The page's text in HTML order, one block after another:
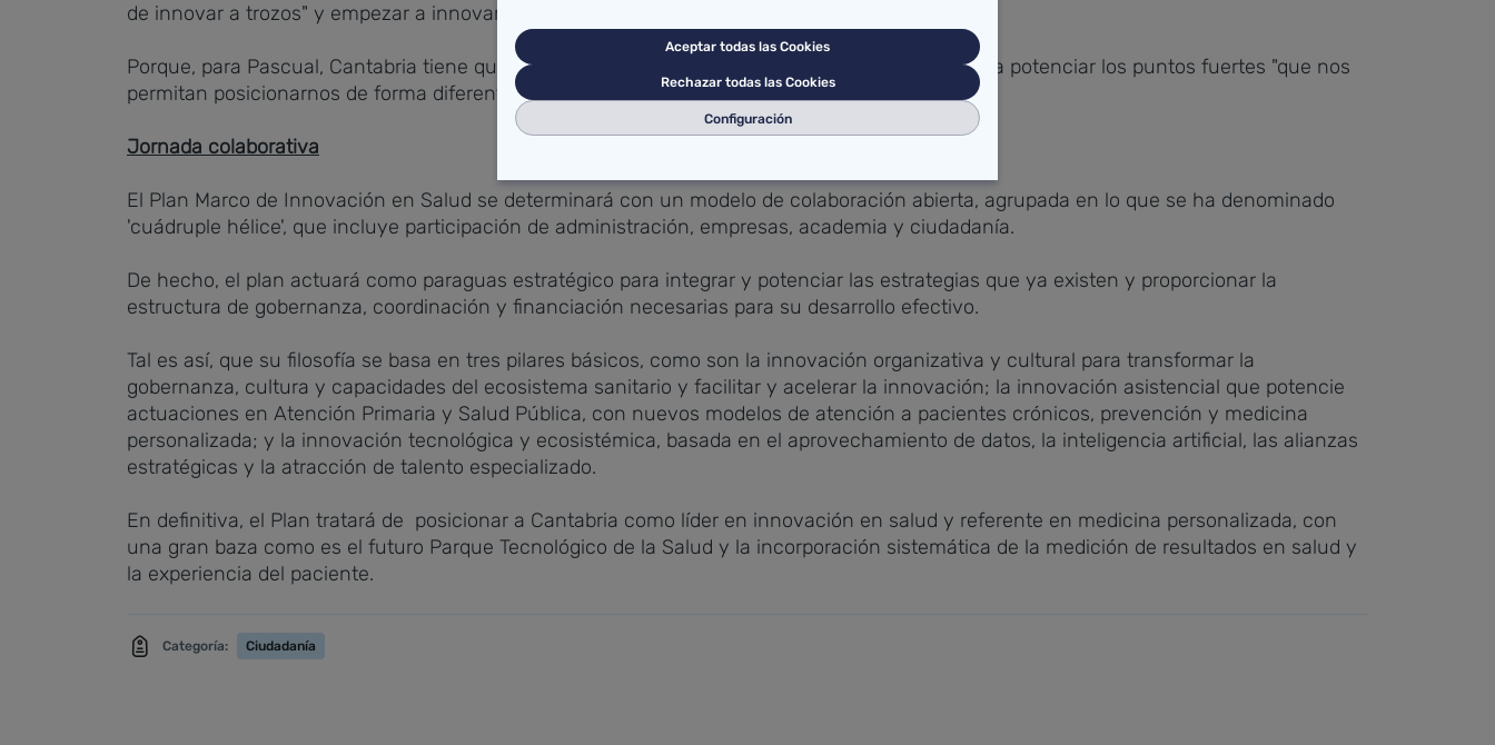
de innovar a trozos" y empezar a innovar "todos juntos".
Porque, para Pascual, Cantabria tiene que ser "ambiciosa", en el marco de sus posibilidades, para potenciar los puntos fuertes "que nos
permitan posicionarnos de forma diferente".
Jornada colaborativa
El Plan Marco de Innovación en Salud se determinará con un modelo de colaboración abierta, agrupada en lo que se ha denominado
'cuádruple hélice', que incluye participación de administración, empresas, academia y ciudadanía.
De hecho, el plan actuará como paraguas estratégico para integrar y potenciar las estrategias que ya existen y proporcionar la
estructura de gobernanza, coordinación y financiación necesarias para su desarrollo efectivo.
Tal es así, que su filosofía se basa en tres pilares básicos, como son la innovación organizativa y cultural para transformar la
gobernanza, cultura y capacidades del ecosistema sanitario y facilitar y acelerar la innovación; la innovación asistencial que potencie
actuaciones en Atención Primaria y Salud Pública, con nuevos modelos de atención a pacientes crónicos, prevención y medicina
personalizada; y la innovación tecnológica y ecosistémica, basada en el aprovechamiento de datos, la inteligencia artificial, las alianzas
estratégicas y la atracción de talento especializado.
En definitiva, el Plan tratará de posicionar a Cantabria como líder en innovación en salud y referente en medicina personalizada, con
una gran baza como es el futuro Parque Tecnológico de la Salud y la incorporación sistemática de la medición de resultados en salud y
la experiencia del paciente.
Categoría: Ciudadanía
Aceptar todas las Cookies
Rechazar todas las Cookies
Configuración